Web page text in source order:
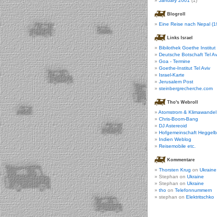
Blogroll
Eine Reise nach Nepal
Links Israel
Bibilothek Goethe Institut
Deutsche Botschaft Tel
Goa - Termine
Goethe-Institut Tel Aviv
Israel-Karte
Jerusalem Post
steinbergrecherche.com
Tho's Webroll
Atomstrom & Klimawandel
Chris-Boom-Bang
DJ Astereoid
Hofgemeinschaft
Indien Weblog
Reisemobile etc.
Kommentare
Thorsten Krug on Ukraine
Stephan on Ukraine
Stephan on Ukraine
tho on Telefonnummern
stephan on Elektritschko